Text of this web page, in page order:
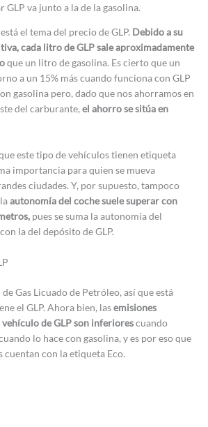
GLP va junto a la de la gasolina.
el tema del precio de GLP. Debido a su
cada litro de GLP sale aproximadamente
que un litro de gasolina. Es cierto que un
a un 15% más cuando funciona con GLP
gasolina pero, dado que nos ahorramos en
del carburante,el ahorro se sitúa en
este tipo de vehículos tienen etiqueta
importancia para quien se mueva
ciudades. Y, por supuesto, tampoco
autonomía del coche suele superar con
pues se suma la autonomía del
la del depósito de GLP.
de Gas Licuado de Petróleo, así que está
el GLP. Ahora bien, lasemisiones
de GLP son inferiorescuando
lo hace con gasolina, y es por eso que
cuentan con la etiqueta Eco.